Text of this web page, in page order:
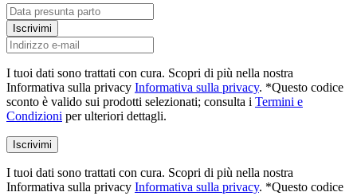
Iscrivimi
I tuoi dati sono trattati con cura. Scopri di più nella nostra
Informativa sulla privacy Informativa sulla privacy. *Questo codice
sconto è valido sui prodotti selezionati; consulta i Termini e
Condizioni per ulteriori dettagli.
Iscrivimi
I tuoi dati sono trattati con cura. Scopri di più nella nostra
Informativa sulla privacy Informativa sulla privacy. *Questo codice